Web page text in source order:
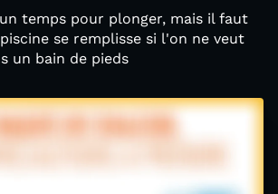
temps pour plonger, mais il faut
se remplisse si l'on ne veut
un bain de pieds